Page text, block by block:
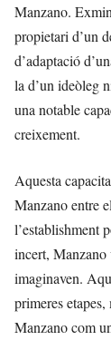
Manzano.
propietari d’un
d’adaptació
la d’un ideòleg
una notable
creixement.
Aquesta
Manzano entre
l’establishment
incert, Manzano
imaginaven.
primeres
Manzano com